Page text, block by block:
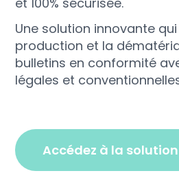
Une solution innovante
production et la
bulletins en conformité
légales et
accédez à la